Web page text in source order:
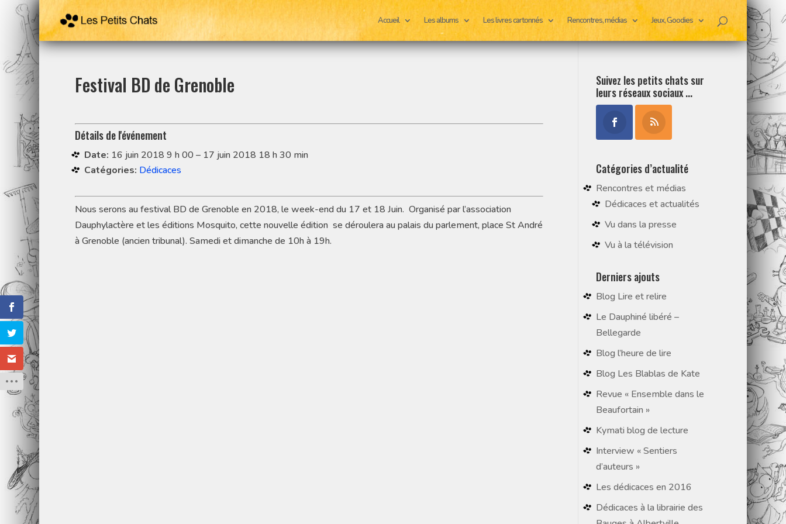
Accueil Les albums Les livres cartonnés Rencontres, médias Jeux, Goodies
Festival BD de Grenoble
Détails de l'événement
Date: 16 juin 2018 9 h 00 – 17 juin 2018 18 h 30 min
Catégories: Dédicaces
Nous serons au festival BD de Grenoble en 2018, le week-end du 17 et 18 Juin. Organisé par l’association
Dauphylactère et les éditions Mosquito, cette nouvelle édition se déroulera au palais du parlement, place St André
à Grenoble (ancien tribunal). Samedi et dimanche de 10h à 19h.
Suivez les petits chats sur
leurs réseaux sociaux ...
Catégories d’actualité
Rencontres et médias
Dédicaces et actualités
Vu dans la presse
Vu à la télévision
Derniers ajouts
Blog Lire et relire
Le Dauphiné libéré –
Bellegarde
Blog l’heure de lire
Blog Les Blablas de Kate
Revue « Ensemble dans le
Beaufortain »
Kymati blog de lecture
Interview « Sentiers
d’auteurs »
Les dédicaces en 2016
Dédicaces à la librairie des